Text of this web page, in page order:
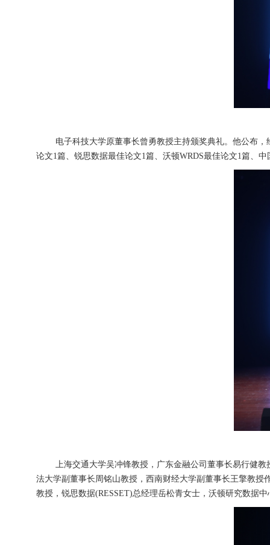
电子科技大学原董事长曾勇教授主持颁奖典礼。他公布
论文1篇、锐思数据最佳论文1篇、沃顿WRDS最佳论文1篇、
上海交通大学吴冲锋教授，广东金融公司董事长易行健
法大学副董事长周铭山教授，西南财经大学副董事长王擎教
教授，锐思数据(RESSET)总经理岳松青女士，沃顿研究数据